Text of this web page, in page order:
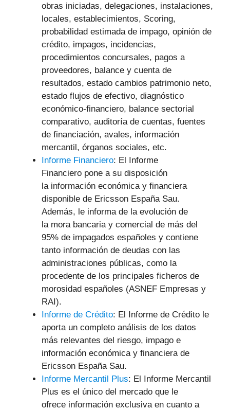
obras iniciadas, delegaciones, instalaciones,
locales, establecimientos, Scoring,
probabilidad estimada de impago, opinión de
crédito, impagos, incidencias,
procedimientos concursales, pagos a
proveedores, balance y cuenta de
resultados, estado cambios patrimonio neto,
estado flujos de efectivo, diagnóstico
económico-financiero, balance sectorial
comparativo, auditoría de cuentas, fuentes
de financiación, avales, información
mercantil, órganos sociales, etc.
Informe Financiero: El Informe
Financiero pone a su disposición
la información económica y financiera
disponible de Ericsson España Sau.
Además, le informa de la evolución de
la mora bancaria y comercial de más del
95% de impagados españoles y contiene
tanto información de deudas con las
administraciones públicas, como la
procedente de los principales ficheros de
morosidad españoles (ASNEF Empresas y
RAI).
Informe de Crédito: El Informe de Crédito le
aporta un completo análisis de los datos
más relevantes del riesgo, impago e
información económica y financiera de
Ericsson España Sau.
Informe Mercantil Plus: El Informe Mercantil
Plus es el único del mercado que le
ofrece información exclusiva en cuanto a